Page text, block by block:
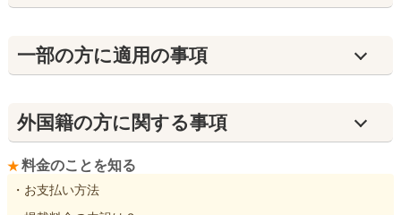
⼀部の方に適用の事項
外国籍の方に関する事項
料金のことを知る
・お支払い方法